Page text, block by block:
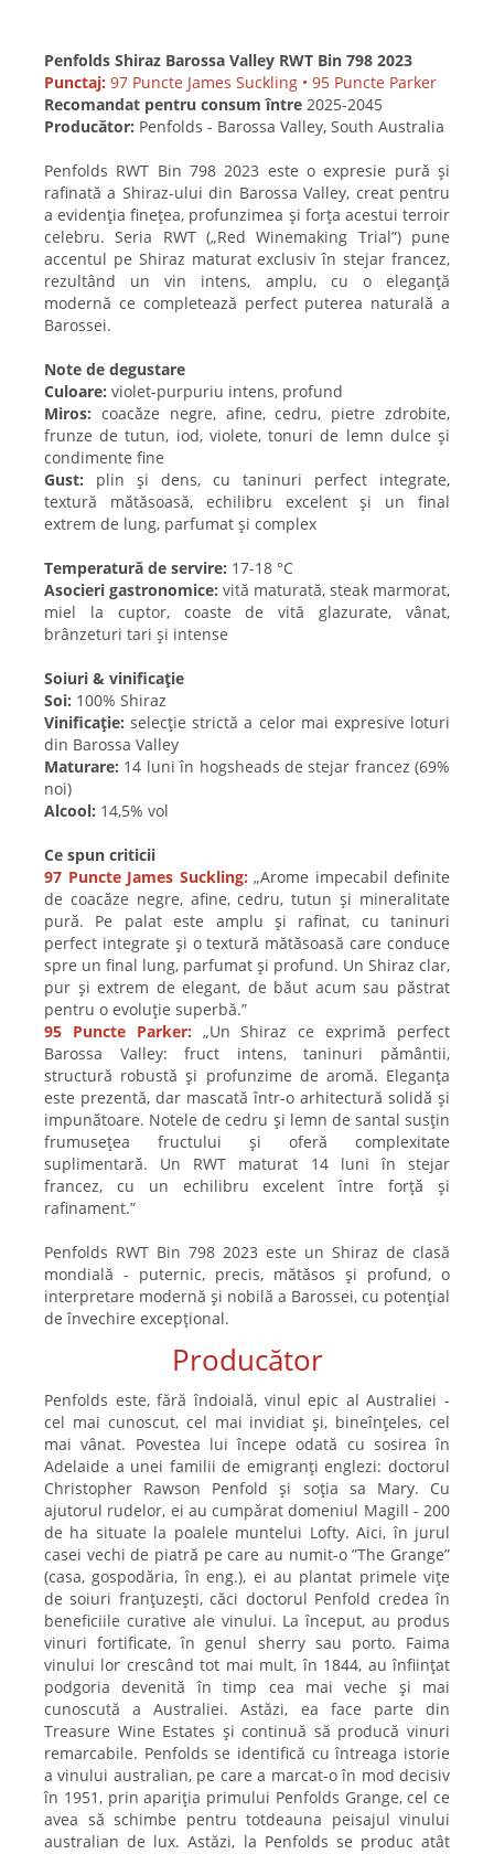
Penfolds Shiraz Barossa Valley RWT Bin 798 2023
Punctaj: 97 Puncte James Suckling • 95 Puncte Parker
Recomandat pentru consum între 2025-2045
Producător: Penfolds - Barossa Valley, South Australia
Penfolds RWT Bin 798 2023 este o expresie pură și
rafinată a Shiraz-ului din Barossa Valley, creat pentru
a evidenția finețea, profunzimea și forța acestui terroir
celebru. Seria RWT („Red Winemaking Trial”) pune
accentul pe Shiraz maturat exclusiv în stejar francez,
rezultând un vin intens, amplu, cu o eleganță
modernă ce completează perfect puterea naturală a
Barossei.
Note de degustare
Culoare: violet-purpuriu intens, profund
Miros: coacăze negre, afine, cedru, pietre zdrobite,
frunze de tutun, iod, violete, tonuri de lemn dulce și
condimente fine
Gust: plin și dens, cu taninuri perfect integrate,
textură mătăsoasă, echilibru excelent și un final
extrem de lung, parfumat și complex
Temperatură de servire: 17-18 °C
Asocieri gastronomice: vită maturată, steak marmorat,
miel la cuptor, coaste de vită glazurate, vânat,
brânzeturi tari și intense
Soiuri & vinificație
Soi: 100% Shiraz
Vinificație: selecție strictă a celor mai expresive loturi
din Barossa Valley
Maturare: 14 luni în hogsheads de stejar francez (69%
noi)
Alcool: 14,5% vol
Ce spun criticii
97 Puncte James Suckling:„Arome impecabil definite
de coacăze negre, afine, cedru, tutun și mineralitate
pură. Pe palat este amplu și rafinat, cu taninuri
perfect integrate și o textură mătăsoasă care conduce
spre un final lung, parfumat și profund. Un Shiraz clar,
pur și extrem de elegant, de băut acum sau păstrat
pentru o evoluție superbă.”
95 Puncte Parker:„Un Shiraz ce exprimă perfect
Barossa Valley: fruct intens, taninuri pământii,
structură robustă și profunzime de aromă. Eleganța
este prezentă, dar mascată într-o arhitectură solidă și
impunătoare. Notele de cedru și lemn de santal susțin
frumusețea fructului și oferă complexitate
suplimentară. Un RWT maturat 14 luni în stejar
francez, cu un echilibru excelent între forță și
rafinament.”
Penfolds RWT Bin 798 2023 este un Shiraz de clasă
mondială - puternic, precis, mătăsos și profund, o
interpretare modernă și nobilă a Barossei, cu potențial
de învechire excepțional.
Producător
Penfolds este, fără îndoială, vinul epic al Australiei -
cel mai cunoscut, cel mai invidiat și, bineînțeles, cel
mai vânat. Povestea lui începe odată cu sosirea în
Adelaide a unei familii de emigranți englezi: doctorul
Christopher Rawson Penfold și soția sa Mary. Cu
ajutorul rudelor, ei au cumpărat domeniul Magill - 200
de ha situate la poalele muntelui Lofty. Aici, în jurul
casei vechi de piatră pe care au numit-o ”The Grange”
(casa, gospodăria, în eng.), ei au plantat primele vițe
de soiuri franțuzești, căci doctorul Penfold credea în
beneficiile curative ale vinului. La început, au produs
vinuri fortificate, în genul sherry sau porto. Faima
vinului lor crescând tot mai mult, în 1844, au înființat
podgoria devenită în timp cea mai veche și mai
cunoscută a Australiei. Astăzi, ea face parte din
Treasure Wine Estates și continuă să producă vinuri
remarcabile. Penfolds se identifică cu întreaga istorie
a vinului australian, pe care a marcat-o în mod decisiv
în 1951, prin apariția primului Penfolds Grange, cel ce
avea să schimbe pentru totdeauna peisajul vinului
australian de lux. Astăzi, la Penfolds se produc atât